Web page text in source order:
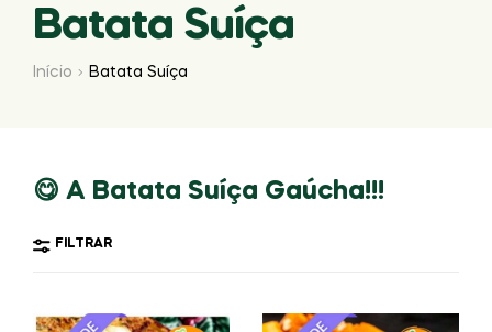
Batata Suíça
Início Batata Suíça
😋 A Batata Suíça Gaúcha!!!
FILTRAR